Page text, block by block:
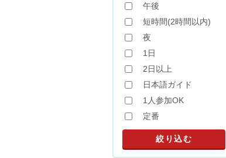
午後
短時間(2時間以内)
夜
1日
2日以上
日本語ガイド
1人参加OK
定番